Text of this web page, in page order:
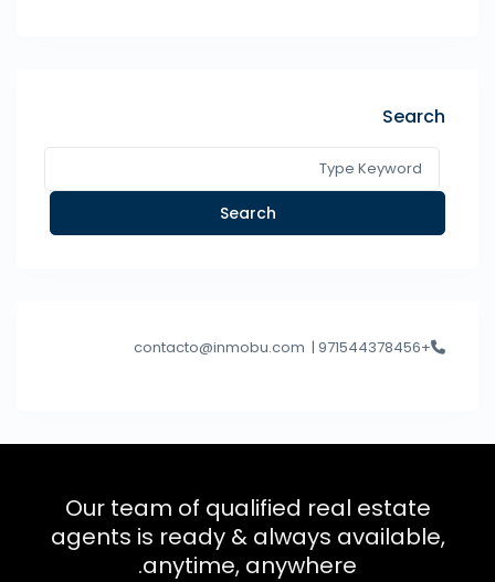
Search
Search
+971544378456 |
Our team of qualified real estate
agents is ready & always available,
anytime, anywhere.